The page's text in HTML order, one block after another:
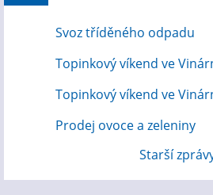
Svoz tříděného odpadu
Topinkový víkend ve
Topinkový víkend ve
Prodej ovoce a zeleniny
Starší